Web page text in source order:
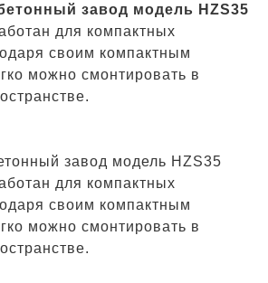
завод модель HZS35
для компактных
своим компактным
можно смонтировать в
завод модель HZS35
для компактных
своим компактным
можно смонтировать в